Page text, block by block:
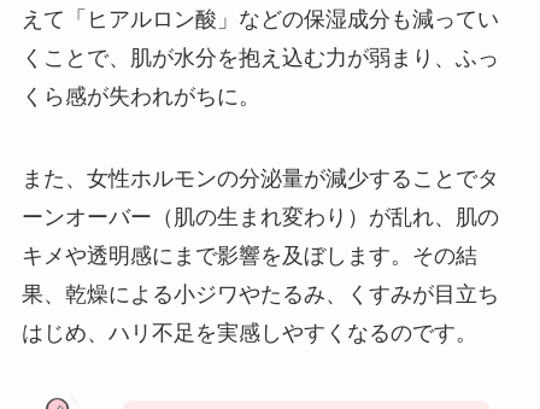
えて「ヒアルロン酸」などの保湿成分も減ってい
くことで、肌が水分を抱え込む力が弱まり、ふっ
くら感が失われがちに。
また、女性ホルモンの分泌量が減少することでタ
ーンオーバー（肌の生まれ変わり）が乱れ、肌の
キメや透明感にまで影響を及ぼします。その結
果、乾燥による小ジワやたるみ、くすみが目立ち
はじめ、ハリ不足を実感しやすくなるのです。